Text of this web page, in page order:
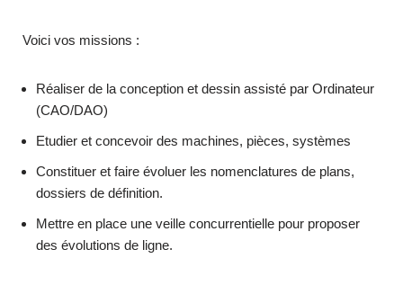
Voici vos missions :
Réaliser de la conception et dessin assisté par Ordinateur
(CAO/DAO)
Etudier et concevoir des machines, pièces, systèmes
Constituer et faire évoluer les nomenclatures de plans,
dossiers de définition.
Mettre en place une veille concurrentielle pour proposer
des évolutions de ligne.